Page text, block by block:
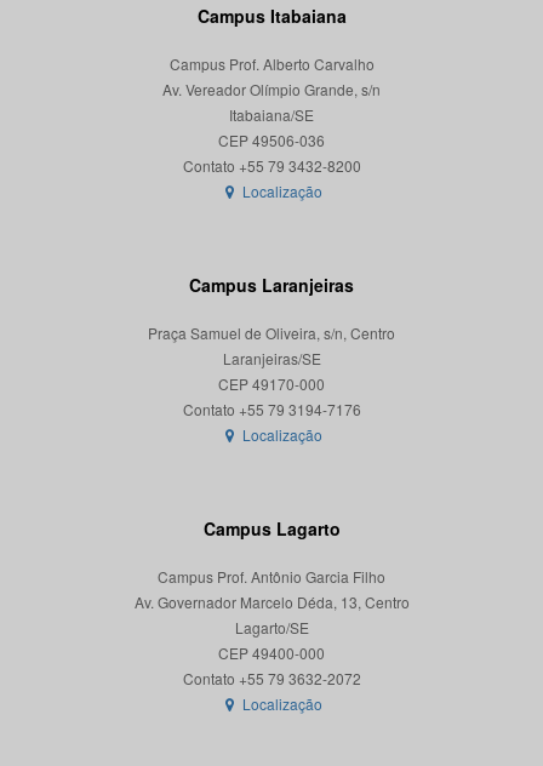
Campus Itabaiana
Campus Prof. Alberto Carvalho
Av. Vereador Olímpio Grande, s/n
Itabaiana/SE
CEP 49506-036
Localização
Campus Laranjeiras
Praça Samuel de Oliveira, s/n, Centro
Laranjeiras/SE
CEP 49170-000
Localização
Campus Lagarto
Campus Prof. Antônio Garcia Filho
Av. Governador Marcelo Déda, 13, Centro
Lagarto/SE
CEP 49400-000
Localização